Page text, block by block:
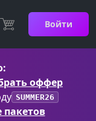
Войти
оффер
SUMMER26
пакетов